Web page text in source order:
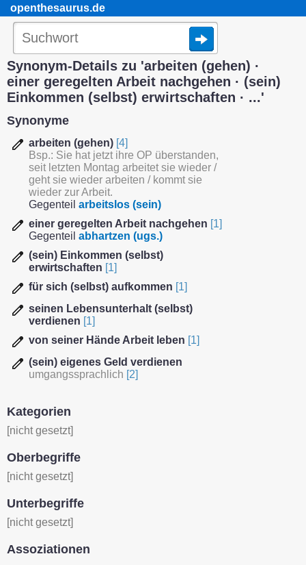
openthesaurus.de
Synonym-Details zu 'arbeiten (gehen) ·
einer geregelten Arbeit nachgehen · (sein)
Einkommen (selbst) erwirtschaften · ...'
Synonyme
arbeiten (gehen) [4]
Bsp.: Sie hat jetzt ihre OP überstanden,
seit letzten Montag arbeitet sie wieder /
geht sie wieder arbeiten / kommt sie
wieder zur Arbeit.
Gegenteil arbeitslos (sein)
einer geregelten Arbeit nachgehen [1]
Gegenteil abhartzen (ugs.)
(sein) Einkommen (selbst)
erwirtschaften [1]
für sich (selbst) aufkommen [1]
seinen Lebensunterhalt (selbst)
verdienen [1]
von seiner Hände Arbeit leben [1]
(sein) eigenes Geld verdienen
umgangssprachlich [2]
Kategorien
[nicht gesetzt]
Oberbegriffe
[nicht gesetzt]
Unterbegriffe
[nicht gesetzt]
Assoziationen